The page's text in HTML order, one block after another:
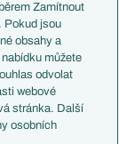
Zamítnout
Pokud jsou
obsahy a
můžete
odvolat
webové
stránka. Další
osobních